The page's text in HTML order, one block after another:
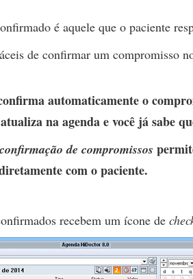
é aquele que o paciente
de confirmar um compromisso
automaticamente o
na agenda e você já sabe
de compromissos
com o paciente.
recebem um ícone de